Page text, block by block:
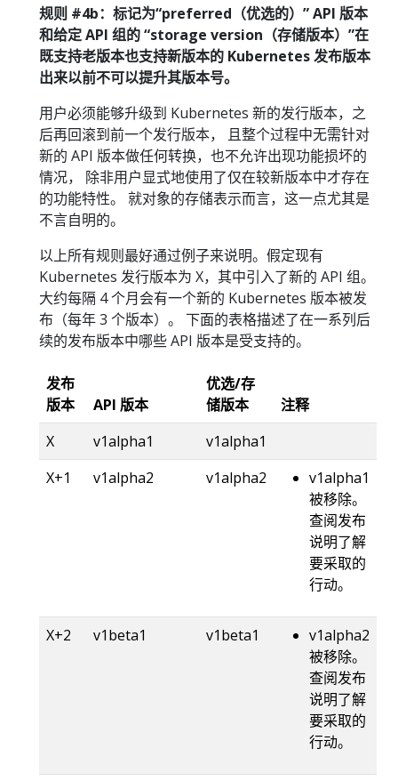
规则 #4b：标记为“preferred（优选的）” API 版本
和给定 API 组的 “storage version（存储版本）”在
既支持老版本也支持新版本的 Kubernetes 发布版本
出来以前不可以提升其版本号。
用户必须能够升级到 Kubernetes 新的发行版本，之
后再回滚到前一个发行版本， 且整个过程中无需针对
新的 API 版本做任何转换，也不允许出现功能损坏的
情况， 除非用户显式地使用了仅在较新版本中才存在
的功能特性。 就对象的存储表示而言，这一点尤其是
不言自明的。
以上所有规则最好通过例子来说明。假定现有
Kubernetes 发行版本为 X，其中引入了新的 API 组。
大约每隔 4 个月会有一个新的 Kubernetes 版本被发
布（每年 3 个版本）。 下面的表格描述了在一系列后
续的发布版本中哪些 API 版本是受支持的。
发布
版本
API 版本
优选/存
储版本
注释
X
v1alpha1
v1alpha1
X+1
v1alpha2 v1alpha2
v1alpha1
被移除。
查阅发布
说明了解
要采取的
行动。
X+2 v1beta1 v1beta1
v1alpha2
被移除。
查阅发布
说明了解
要采取的
行动。